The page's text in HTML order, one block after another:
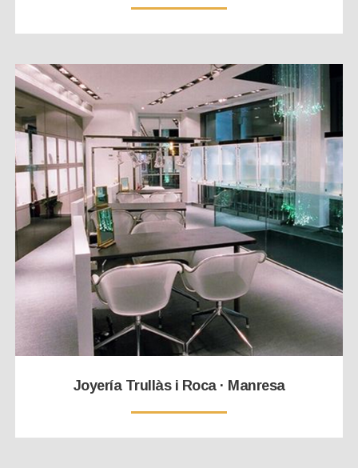
Joyería Trullàs i Roca · Manresa